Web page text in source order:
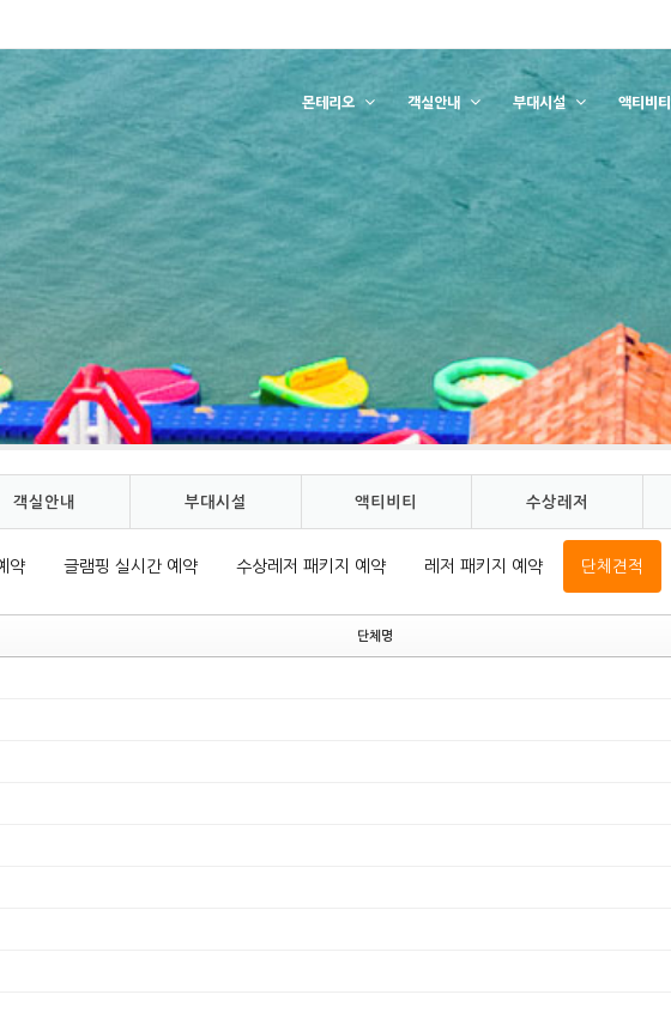
몬테리오 객실안내 부대시설 액티비티
객실안내 부대시설 액티비티 수상레저
약 글램핑 실시간 예약 수상레저 패키지 예약 레저 패키지 예약 단체견적
단체명
5